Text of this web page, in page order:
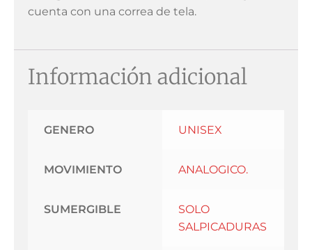
cuenta con una correa de tela.
Información adicional
GENERO UNISEX
MOVIMIENTO ANALOGICO.
SUMERGIBLE
SOLO
SALPICADURAS